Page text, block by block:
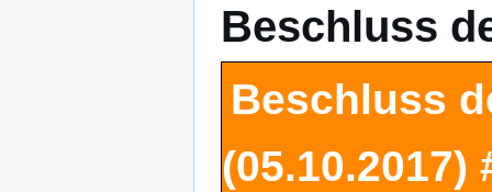
Beschluss
Beschluss